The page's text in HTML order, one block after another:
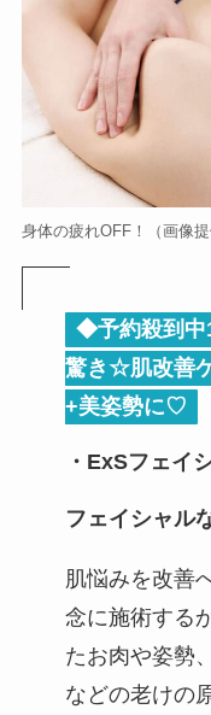
身体の疲れOFF！（画像提
◆予約殺到中
驚き☆肌改善
+美姿勢に♡
・ExSフェイ
フェイシャル
肌悩みを改善
念に施術する
たお肉や姿勢
などの老けの